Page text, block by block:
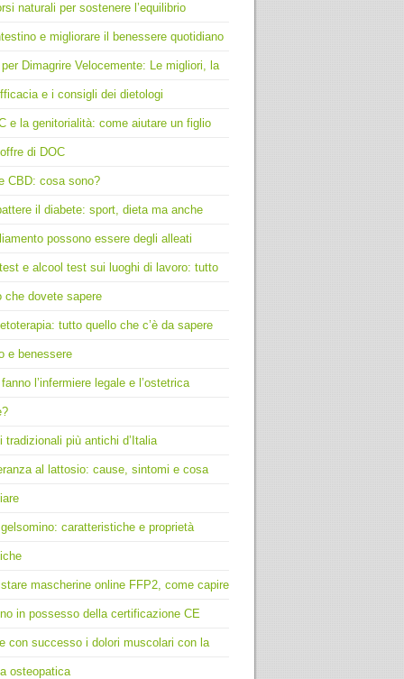
naturali per sostenere l’equilibrio
e migliorare il benessere quotidiano
Dimagrire Velocemente: Le migliori, la
e i consigli dei dietologi
e la genitorialità: come aiutare un figlio
di DOC
CBD: cosa sono?
il diabete: sport, dieta ma anche
possono essere degli alleati
e alcool test sui luoghi di lavoro: tutto
che dovete sapere
tutto quello che c’è da sapere
e benessere
l’infermiere legale e l’ostetrica
tradizionali più antichi d’Italia
al lattosio: cause, sintomi e cosa
caratteristiche e proprietà
mascherine online FFP2, come capire
in possesso della certificazione CE
con successo i dolori muscolari con la
osteopatica